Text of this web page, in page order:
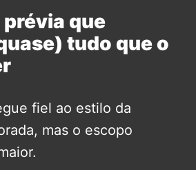
prévia que
tudo que o
fiel ao estilo da
mas o escopo